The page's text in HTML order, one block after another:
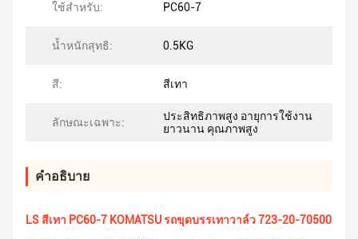
ใช้สำหรับ: PC60-7
น้ำหนักสุทธิ: 0.5KG
สี: สีเทา
ลักษณะเฉพาะ:
ประสิทธิภาพสูง อายุการใช้งาน
ยาวนาน คุณภาพสูง
คําอธิบาย
LS สีเทา PC60-7 KOMATSU รถขุดบรรเทาวาล์ว 723-20-70500